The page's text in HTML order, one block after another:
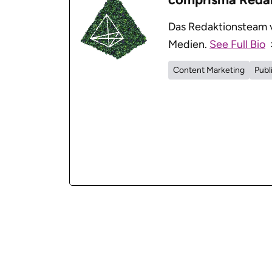
Das
Medien. See Full Bio
Content Marketing